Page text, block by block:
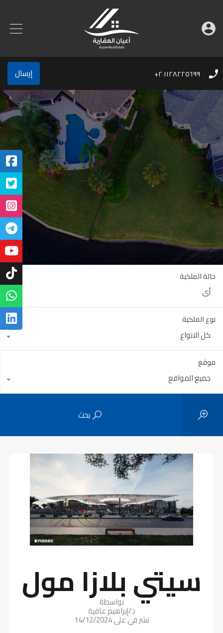
٢٠١١٢٨٢٢٥٦٩٩+ إرسال
حالة الملكية
أي
نوع الملكية
كل الانواع
موقع
جميع المواقع
بحث
سيتي بلازا مول
بواسطة
د/إبراهيم عافية
نشر في على14/12/2024